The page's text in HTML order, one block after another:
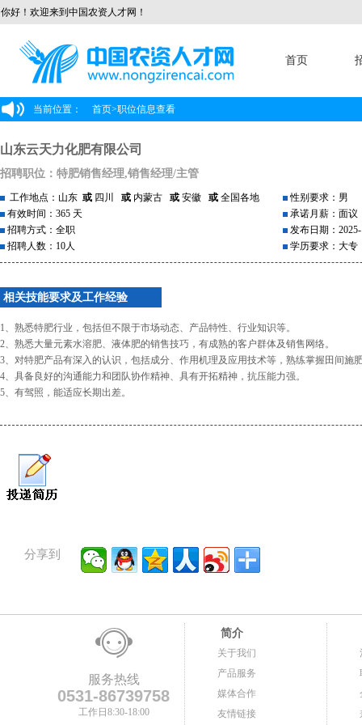
你好！欢迎来到中国农资人才网！
首页
当前位置： 首页>职位信息查看
山东云天力化肥有限公司
招聘职位：特肥销售经理,销售经理/主管
工作地点：山东 或 四川 或 内蒙古 或 安徽 或 全国各地
有效时间：365 天
招聘方式：全职
招聘人数：10人
性别要求：男
承诺月薪：面议
发布日期：
学历要求：大专
相关技能要求及工作经验
1、熟悉特肥行业，包括但不限于市场动态、产品特性、行业知识等。
2、熟悉大量元素水溶肥、液体肥的销售技巧，有成熟的客户群体及销售网络。
3、对特肥产品有深入的认识，包括成分、作用机理及应用技术等，熟练掌握田间施
4、具备良好的沟通能力和团队协作精神、具有开拓精神，抗压能力强。
5、有驾照，能适应长期出差。
分享到
服务热线
0531-86739758
工作日8:30-18:00
简介
关于我们
产品服务
媒体合作
友情链接